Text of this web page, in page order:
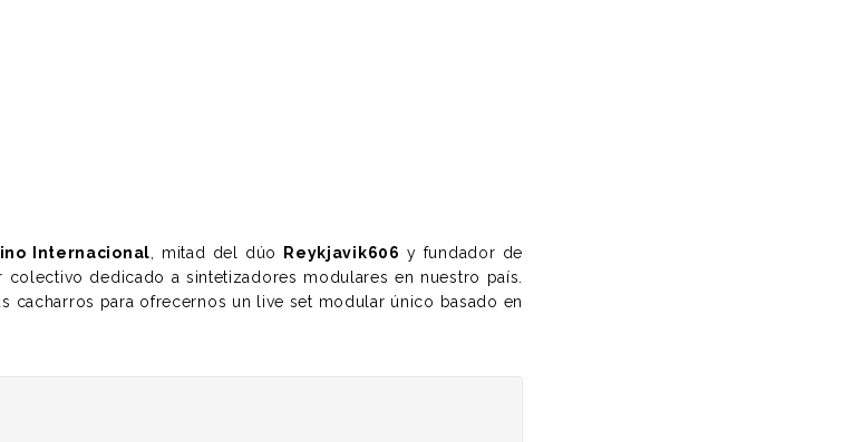
Internacional, mitad del dúo Reykjavik606 y fundador de
colectivo dedicado a sintetizadores modulares en nuestro país.
cacharros para ofrecernos un live set modular único basado en